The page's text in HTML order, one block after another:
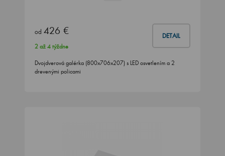
od 426 € DETAIL
2 až 4 týždne
Dvojdverová galérka (800x706x207) s LED osvetlením a 2
drevenými policami